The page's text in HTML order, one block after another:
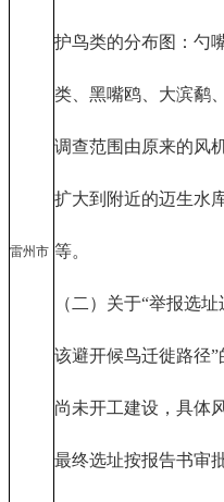
雷州市
护鸟类的分布图：勺
类、黑嘴鸥、大滨鹬
调查范围由原来的风
扩大到附近的迈生水
等。
（二）关于“举报选
该避开候鸟迁徙路径
尚未开工建设，具体
最终选址按报告书审